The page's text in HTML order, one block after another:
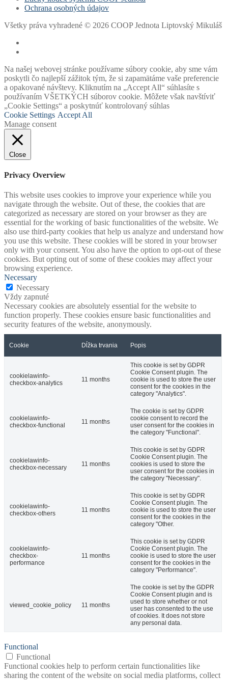
Ochrana osobných údajov
Všetky práva vyhradené © 2026 COOP Jednota Liptovský Mikuláš
Na našej webovej stránke používame súbory cookie, aby sme vám
poskytli čo najlepší zážitok tým, že si zapamätáme vaše preferencie
a opakované návštevy. Kliknutím na „Accept All“ súhlasíte s
používaním VŠETKÝCH súborov cookie. Môžete však navštíviť
„Cookie Settings“ a poskytnúť kontrolovaný súhlas
Cookie Settings Accept All
Manage consent
Close
Privacy Overview
This website uses cookies to improve your experience while you
navigate through the website. Out of these, the cookies that are
categorized as necessary are stored on your browser as they are
essential for the working of basic functionalities of the website. We
also use third-party cookies that help us analyze and understand how
you use this website. These cookies will be stored in your browser
only with your consent. You also have the option to opt-out of these
cookies. But opting out of some of these cookies may affect your
browsing experience.
Necessary
Necessary
Vždy zapnuté
Necessary cookies are absolutely essential for the website to
function properly. These cookies ensure basic functionalities and
security features of the website, anonymously.
Cookie Dĺžka trvania Popis
cookielawinfo-
checkbox-analytics
11 months
This cookie is set by GDPR
Cookie Consent plugin. The
cookie is used to store the user
consent for the cookies in the
category "Analytics".
cookielawinfo-
checkbox-functional
11 months
The cookie is set by GDPR
cookie consent to record the
user consent for the cookies in
the category "Functional".
cookielawinfo-
checkbox-necessary
11 months
This cookie is set by GDPR
Cookie Consent plugin. The
cookies is used to store the
user consent for the cookies in
the category "Necessary".
cookielawinfo-
checkbox-others
11 months
This cookie is set by GDPR
Cookie Consent plugin. The
cookie is used to store the user
consent for the cookies in the
category "Other.
cookielawinfo-
checkbox-
performance
11 months
This cookie is set by GDPR
Cookie Consent plugin. The
cookie is used to store the user
consent for the cookies in the
category "Performance".
viewed_cookie_policy 11 months
The cookie is set by the GDPR
Cookie Consent plugin and is
used to store whether or not
user has consented to the use
of cookies. It does not store
any personal data.
Functional
Functional
Functional cookies help to perform certain functionalities like
sharing the content of the website on social media platforms, collect